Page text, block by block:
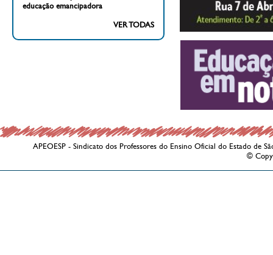
educação emancipadora
VER TODAS
APEOESP - Sindicato dos Professores do Ensino Oficial do Estado de
©